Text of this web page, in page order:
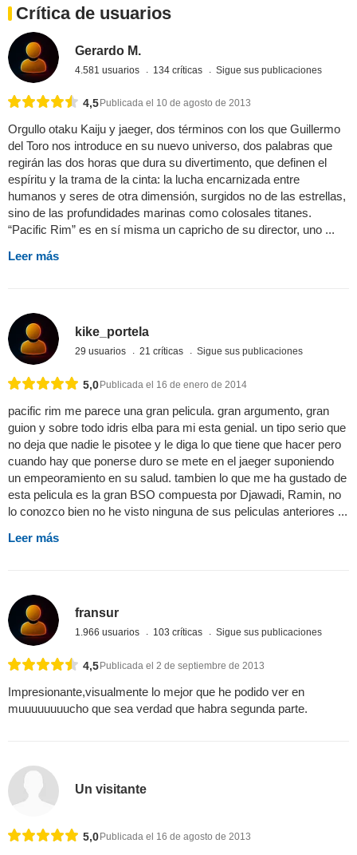
Crítica de usuarios
Gerardo M.
4.581 usuarios 134 críticas Sigue sus publicaciones
4,5 Publicada el 10 de agosto de 2013
Orgullo otaku Kaiju y jaeger, dos términos con los que Guillermo
del Toro nos introduce en su nuevo universo, dos palabras que
regirán las dos horas que dura su divertimento, que definen el
espíritu y la trama de la cinta: la lucha encarnizada entre
humanos y seres de otra dimensión, surgidos no de las estrellas,
sino de las profundidades marinas como colosales titanes.
“Pacific Rim” es en sí misma un capricho de su director, uno ...
Leer más
kike_portela
29 usuarios 21 críticas Sigue sus publicaciones
5,0Publicada el 16 de enero de 2014
pacific rim me parece una gran pelicula. gran argumento, gran
guion y sobre todo idris elba para mi esta genial. un tipo serio que
no deja que nadie le pisotee y le diga lo que tiene que hacer pero
cuando hay que ponerse duro se mete en el jaeger suponiendo
un empeoramiento en su salud. tambien lo que me ha gustado de
esta pelicula es la gran BSO compuesta por Djawadi, Ramin, no
lo conozco bien no he visto ninguna de sus peliculas anteriores ...
Leer más
fransur
1.966 usuarios 103 críticas Sigue sus publicaciones
4,5Publicada el 2 de septiembre de 2013
Impresionante,visualmente lo mejor que he podido ver en
muuuuuuuucho que sea verdad que habra segunda parte.
Un visitante
5,0 Publicada el 16 de agosto de 2013